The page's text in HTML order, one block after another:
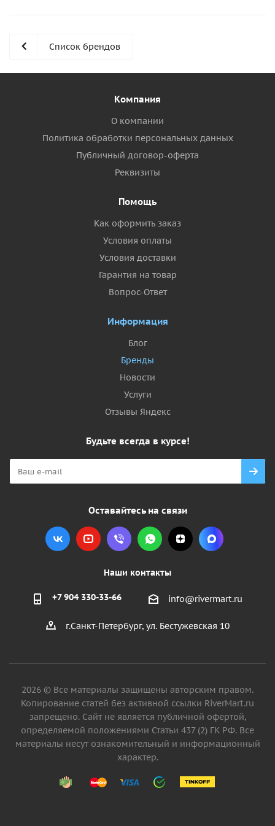
Список брендов
Компания
О компании
Политика обработки персональных данных
Публичный договор-оферта
Реквизиты
Помощь
Как оформить заказ
Условия оплаты
Условия доставки
Гарантия на товар
Вопрос-Ответ
Информация
Блог
Бренды
Новости
Услуги
Отзывы Яндекс
Будьте всегда в курсе!
Оставайтесь на связи
Наши контакты
+7 904 330-33-66 info@rivermart.ru
г.Санкт-Петербург, ул. Бестужевская 10
2026 © Все материалы защищены авторским правом.
Копирование статей без активной ссылки RiverMart.ru
запрещено. Сайт не является публичной офертой,
определяемой положениями Статьи 437 (2) ГК РФ. Все
материалы несут ознакомительный и информационный
характер.